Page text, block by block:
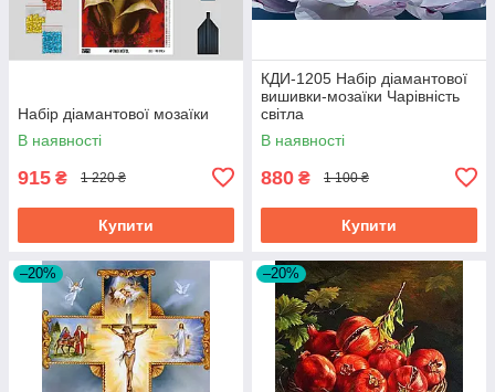
Набір діамантової мозаїки
В наявності
915 ₴ 1 220 ₴
Купити
КДИ-1205 Набір діамантової
вишивки-мозаїки Чарівність
світла
В наявності
880 ₴ 1 100 ₴
Купити
–20% –20%